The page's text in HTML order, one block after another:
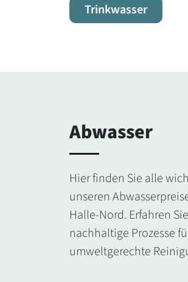
Trinkwasser
Abwasser
Hier finden Sie alle
unseren
Halle‑Nord. Erfahren
nachhaltige Prozesse
umweltgerechte